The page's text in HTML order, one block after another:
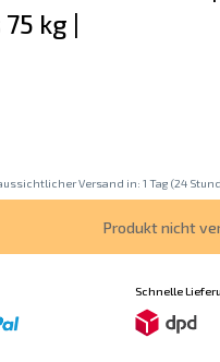
kg |
Versand in: 1 Tag (24
Produkt nicht
Schnelle